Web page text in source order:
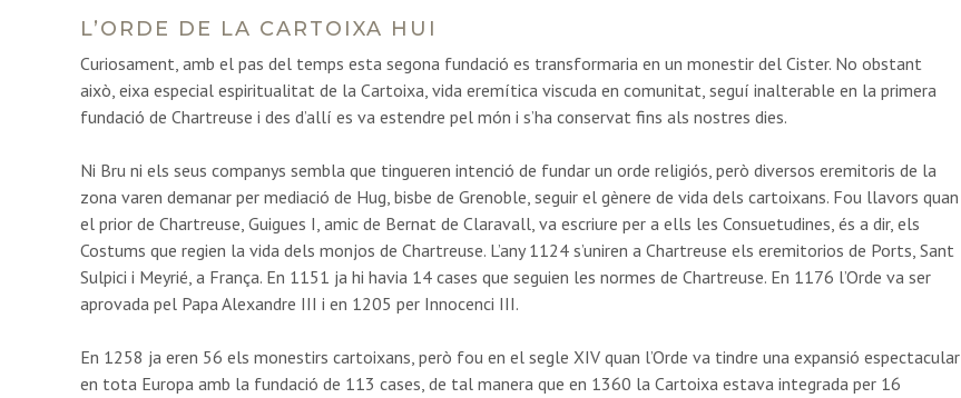
L’ORDE DE LA CARTOIXA HUI
Curiosament, amb el pas del temps esta segona fundació es transformaria en un monestir del Cister. No obstant
això, eixa especial espiritualitat de la Cartoixa, vida eremítica viscuda en comunitat, seguí inalterable en la primera
fundació de Chartreuse i des d’allí es va estendre pel món i s’ha conservat fins als nostres dies.
Ni Bru ni els seus companys sembla que tingueren intenció de fundar un orde religiós, però diversos eremitoris de la
zona varen demanar per mediació de Hug, bisbe de Grenoble, seguir el gènere de vida dels cartoixans. Fou llavors quan
el prior de Chartreuse, Guigues I, amic de Bernat de Claravall, va escriure per a ells les Consuetudines, és a dir, els
Costums que regien la vida dels monjos de Chartreuse. L’any 1124 s’uniren a Chartreuse els eremitorios de Ports, Sant
Sulpici i Meyrié, a França. En 1151 ja hi havia 14 cases que seguien les normes de Chartreuse. En 1176 l’Orde va ser
aprovada pel Papa Alexandre III i en 1205 per Innocenci III.
En 1258 ja eren 56 els monestirs cartoixans, però fou en el segle XIV quan l’Orde va tindre una expansió espectacular
en tota Europa amb la fundació de 113 cases, de tal manera que en 1360 la Cartoixa estava integrada per 16